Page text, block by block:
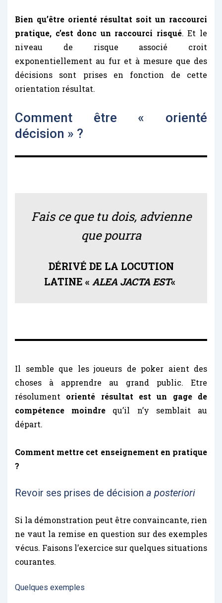
Bien qu’être orienté résultat soit un raccourci
pratique, c’est donc un raccourci risqué. Et le
niveau de risque associé croit
exponentiellement au fur et à mesure que des
décisions sont prises en fonction de cette
orientation résultat.
Comment être « orienté
décision » ?
Fais ce que tu dois, advienne
que pourra
DÉRIVÉ DE LA LOCUTION
LATINE « ALEA JACTA EST«
Il semble que les joueurs de poker aient des
choses à apprendre au grand public. Etre
résolument orienté résultat est un gage de
compétence moindre qu’il n’y semblait au
départ.
Comment mettre cet enseignement en pratique
?
Revoir ses prises de décision a posteriori
Si la démonstration peut être convaincante, rien
ne vaut la remise en question sur des exemples
vécus. Faisons l’exercice sur quelques situations
courantes.
Quelques exemples